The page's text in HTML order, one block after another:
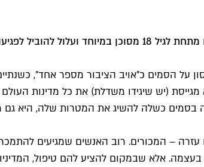
דיסקליימר: השימוש בסמים אינו חוקי ואינו מומלץ.
הנשיא ריצ'רד ניקסון על הסמים כ"אויב הציבור
(יש שיגידו משדלת) את כל מדינות
כשלה להשיג את המטרות שלה, היא גם
– המכורים. רוב האנשים שמגיעים
אלא שבמקום להציע להם טיפול,